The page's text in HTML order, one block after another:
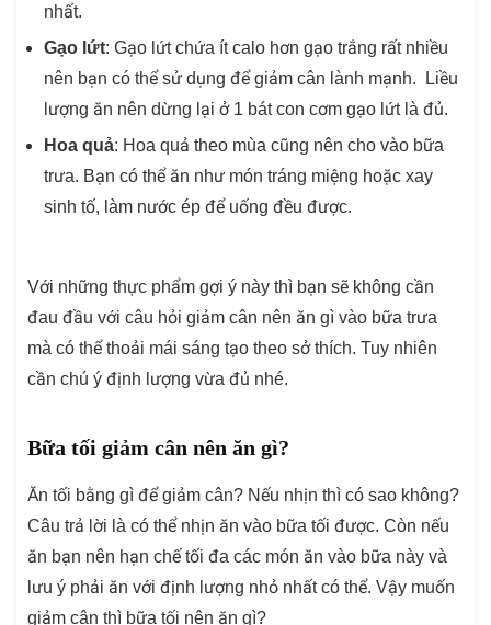
nhất.
Gạo lứt: Gạo lứt chứa ít calo hơn gạo trắng rất nhiều
nên bạn có thể sử dụng để giảm cân lành mạnh. Liều
lượng ăn nên dừng lại ở 1 bát con cơm gạo lứt là đủ.
Hoa quả: Hoa quả theo mùa cũng nên cho vào bữa
trưa. Bạn có thể ăn như món tráng miệng hoặc xay
sinh tố, làm nước ép để uống đều được.
Với những thực phẩm gợi ý này thì bạn sẽ không cần
đau đầu với câu hỏi giảm cân nên ăn gì vào bữa trưa
mà có thể thoải mái sáng tạo theo sở thích. Tuy nhiên
cần chú ý định lượng vừa đủ nhé.
Bữa tối giảm cân nên ăn gì?
Ăn tối bằng gì để giảm cân? Nếu nhịn thì có sao không?
Câu trả lời là có thể nhịn ăn vào bữa tối được. Còn nếu
ăn bạn nên hạn chế tối đa các món ăn vào bữa này và
lưu ý phải ăn với định lượng nhỏ nhất có thể. Vậy muốn
giảm cân thì bữa tối nên ăn gì?